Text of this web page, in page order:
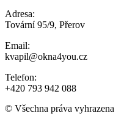
Adresa:
Tovární 95/9, Přerov
Email:
kvapil@okna4you.cz
Telefon:
+420 793 942 088
© Všechna práva vyhrazena